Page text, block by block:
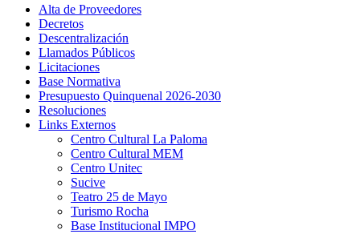
Alta de Proveedores
Decretos
Descentralización
Llamados Públicos
Licitaciones
Base Normativa
Presupuesto Quinquenal 2026-2030
Resoluciones
Links Externos
Centro Cultural La Paloma
Centro Cultural MEM
Centro Unitec
Sucive
Teatro 25 de Mayo
Turismo Rocha
Base Institucional IMPO